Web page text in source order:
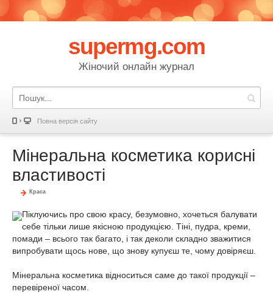
supermg.com
Жіночий онлайн журнал
Повна версія сайту
Мінеральна косметика корисні
властивості
Краса
Піклуючись про свою красу, безумовно, хочеться балувати
себе тільки лише якісною продукцією. Тіні, пудра, креми,
помади – всього так багато, і так деколи складно зважитися
випробувати щось нове, що знову купуєш те, чому довіряєш.
Мінеральна косметика відноситься саме до такої продукції –
перевіреної часом.